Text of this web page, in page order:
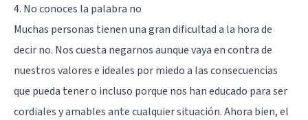
4. No conoces la palabra no
Muchas personas tienen una gran dificultad a la hora de
decir no. Nos cuesta negarnos aunque vaya en contra de
nuestros valores e ideales por miedo a las consecuencias
que pueda tener o incluso porque nos han educado para ser
cordiales y amables ante cualquier situación. Ahora bien, el